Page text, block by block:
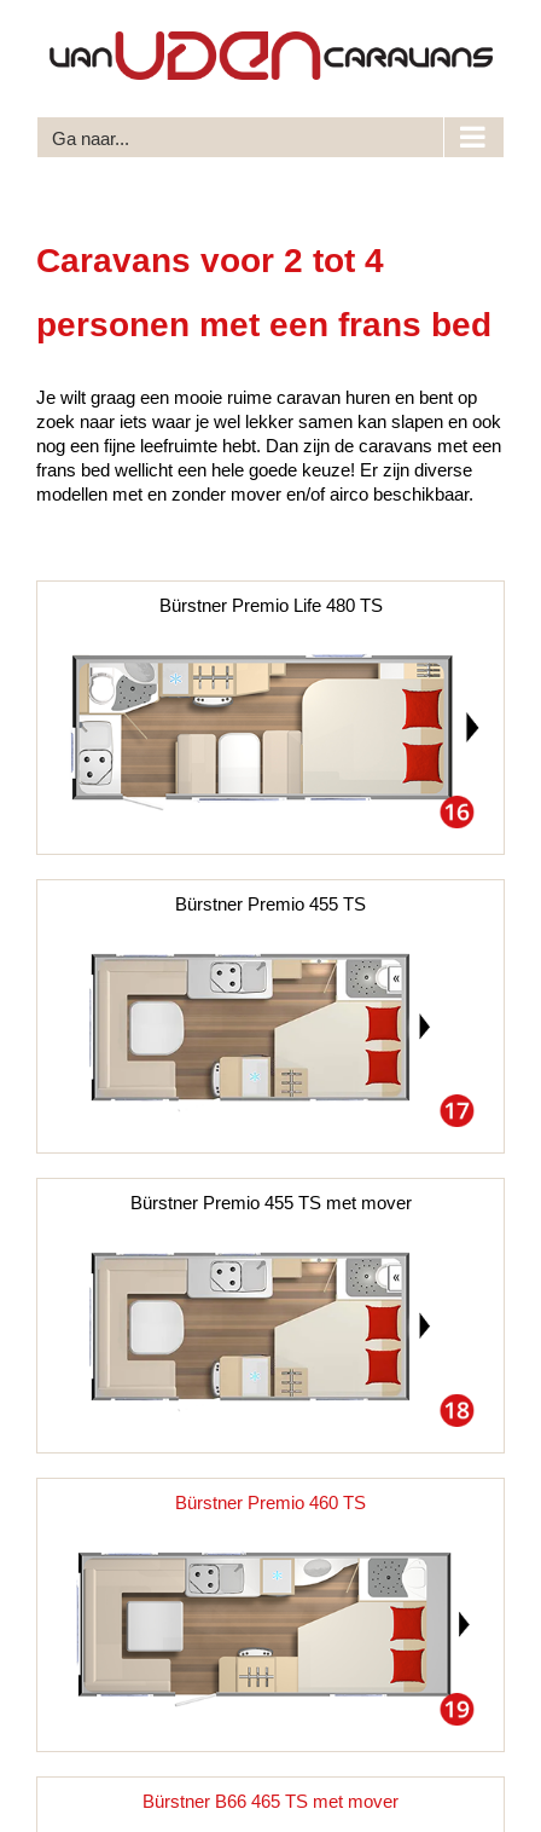
inhoud
Ga naar...
Caravans voor 2 tot 4
personen met een frans bed
Je wilt graag een mooie ruime caravan huren en bent op
zoek naar iets waar je wel lekker samen kan slapen en ook
nog een fijne leefruimte hebt. Dan zijn de caravans met een
frans bed wellicht een hele goede keuze! Er zijn diverse
modellen met en zonder mover en/of airco beschikbaar.
Bürstner Premio Life 480 TS
Bürstner Premio 455 TS
Bürstner Premio 455 TS met mover
Bürstner Premio 460 TS
Bürstner B66 465 TS met mover